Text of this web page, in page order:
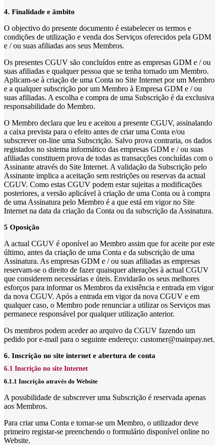
4. Finalidade e âmbito
O objectivo do presente documento é estabelecer os termos e
condições de utilização e venda dos Serviços oferecidos pela GDM
e / ou suas afiliadas aos seus Membros.
Os presentes CGUV são concluídos entre as empresas GDM e / ou
suas afiliadas e qualquer pessoa que se tenha tornado um Membro.
Aplicam-se à criação de uma Conta no Site Internet por um Membro
e a qualquer subscrição por um Membro à Empresa GDM e / ou
suas afiliadas. A escolha e compra de uma Subscrição é da exclusiva
responsabilidade do Membro.
O Membro declara que leu e aceitou a presente CGUV, assinalando
a caixa prevista para o efeito antes de criar uma Conta e/ou
subscrever on-line uma Subscrição. Salvo prova contraria, os dados
registados no sistema informático das empresas GDM e / ou suas
afiliadas constituem prova de todas as transacções concluídas com o
Assinante através do Site Internet. A validação da Subscrição pelo
Assinante implica a aceitação sem restrições ou reservas da actual
CGUV. Como estas CGUV podem estar sujeitas a modificações
posteriores, a versão aplicável à criação de uma Conta ou à compra
de uma Assinatura pelo Membro é a que está em vigor no Site
Internet na data da criação da Conta ou da subscrição da Assinatura.
5 Oposição
A actual CGUV é oponível ao Membro assim que for aceite por este
último, antes da criação de uma Conta e da subscrição de uma
Assinatura. As empresas GDM e / ou suas afiliadas as empresas
reservam-se o direito de fazer quaisquer alterações à actual CGUV
que considerem necessárias e úteis. Envidarão os seus melhores
esforços para informar os Membros da existência e entrada em vigor
da nova CGUV. Após a entrada em vigor da nova CGUV e em
qualquer caso, o Membro pode renunciar a utilizar os Serviços mas
permanece responsável por qualquer utilização anterior.
Os membros podem aceder ao arquivo da CGUV fazendo um
pedido por e-mail para o seguinte endereço: customer@mainpay.net.
6. Inscrição no site internet e abertura de conta
6.1 Inscrição no site Internet
6.1.1 Inscrição através do Website
A possibilidade de subscrever uma Subscrição é reservada apenas
aos Membros.
Para criar uma Conta e tornar-se um Membro, o utilizador deve
primeiro registar-se preenchendo o formulário disponível online no
Website.